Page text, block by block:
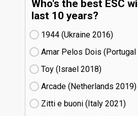
Who's the best ESC
last 10 years?
1944 (Ukraine
16)
Amar Pelos Dois (Portugal
Toy (Israel
18)
Arcade (Netherlands
19)
Zitti e buoni​ (Italy
21)